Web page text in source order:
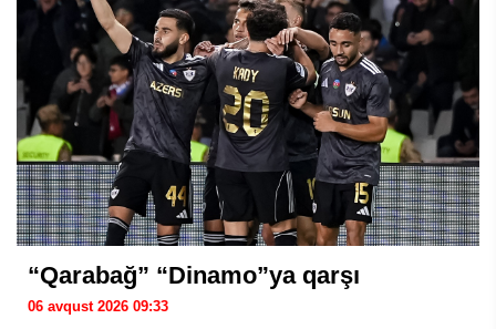
“Qarabağ” “Dinamo”ya qarşı
06 avqust 2026 09:33